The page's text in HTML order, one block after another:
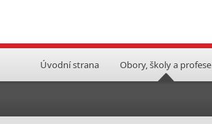
Úvodní strana Obory, školy a profese